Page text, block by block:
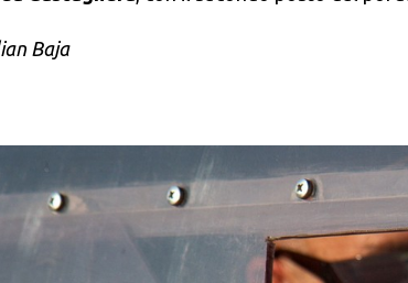
Baja